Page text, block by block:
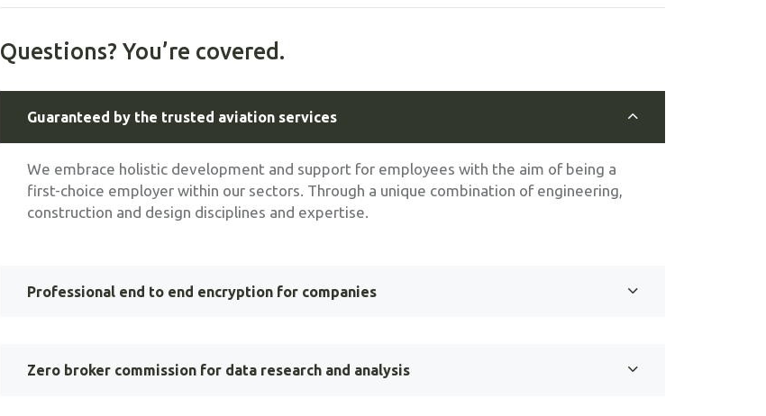
Questions? You’re covered.
Guaranteed by the trusted aviation services
We embrace holistic development and support for employees with the aim of being a
first-choice employer within our sectors. Through a unique combination of engineering,
construction and design disciplines and expertise.
Professional end to end encryption for companies
Zero broker commission for data research and analysis